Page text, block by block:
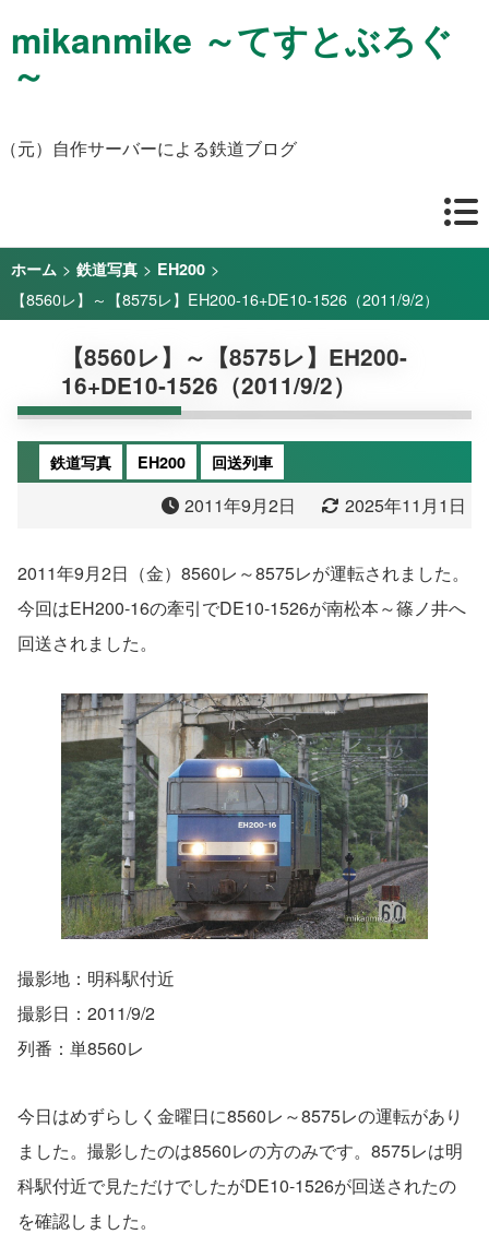
mikanmike ～てすとぶろぐ
～
（元）自作サーバーによる鉄道ブログ
ホーム > 鉄道写真 > EH200 >
【8560レ】～【8575レ】EH200-16+DE10-1526（2011/9/2）
【8560レ】～【8575レ】EH200-
16+DE10-1526（2011/9/2）
鉄道写真 EH200 回送列車
2011年9月2日 2025年11月1日
2011年9月2日（金）8560レ～8575レが運転されました。
今回はEH200-16の牽引でDE10-1526が南松本～篠ノ井へ
回送されました。
撮影地：明科駅付近
撮影日：2011/9/2
列番：単8560レ
今日はめずらしく金曜日に8560レ～8575レの運転があり
ました。撮影したのは8560レの方のみです。8575レは明
科駅付近で見ただけでしたがDE10-1526が回送されたの
を確認しました。